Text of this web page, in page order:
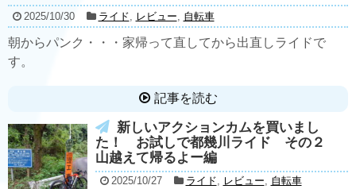
2025/10/30 ライド, レビュー, 自転車
朝からパンク・・・家帰って直してから出直しライドで
す。
記事を読む
新しいアクションカムを買いまし
た！ お試しで都幾川ライド その２
山越えて帰るよー編
2025/10/27 ライド, レビュー, 自転車